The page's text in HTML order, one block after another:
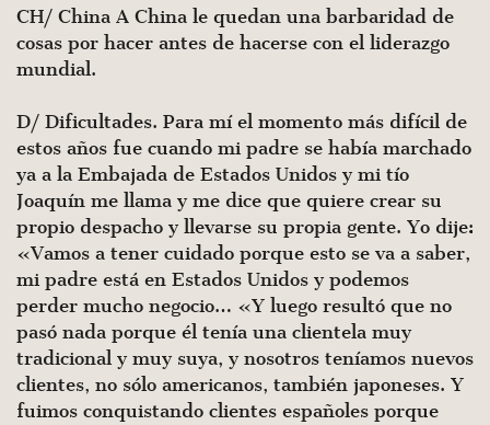
CH/ China A China le quedan una barbaridad de
cosas por hacer antes de hacerse con el liderazgo
mundial.
D/ Dificultades. Para mí el momento más difícil de
estos años fue cuando mi padre se había marchado
ya a la Embaja­da de Estados Unidos y mi tío
Joaquín me llama y me dice que quiere crear su
propio despacho y llevarse su propia gente. Yo dije:
«Vamos a tener cuidado porque esto se va a saber,
mi padre está en Estados Unidos y podemos
perder mucho negocio… «Y luego resultó que no
pasó nada porque él tenía una clientela muy
tradicional y muy suya, y nosotros teníamos nuevos
clien­tes, no sólo americanos, también japoneses. Y
fuimos conquis­tando clientes españoles porque